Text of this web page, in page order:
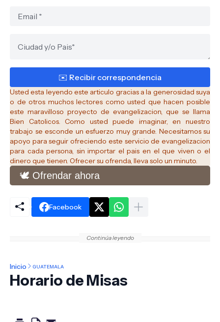
Usted esta leyendo este articulo gracias a la generosidad suya
o de otros muchos lectores como usted que hacen posible
este maravilloso proyecto de evangelizacion, que se llama
Bien Catolicos.Como usted puede imaginar, en nuestro
trabajo se esconde un esfuerzo muy grande. Necesitamos su
apoyo para seguir ofreciendo este servicio de evangelizacion
para cada persona, sin importar el pais en el que viven o el
dinero que tienen. Ofrecer su ofrenda, lleva solo un minuto.
🕊️ Ofrendar ahora
Facebook
Continúa leyendo
Inicio GUATEMALA
Horario de Misas